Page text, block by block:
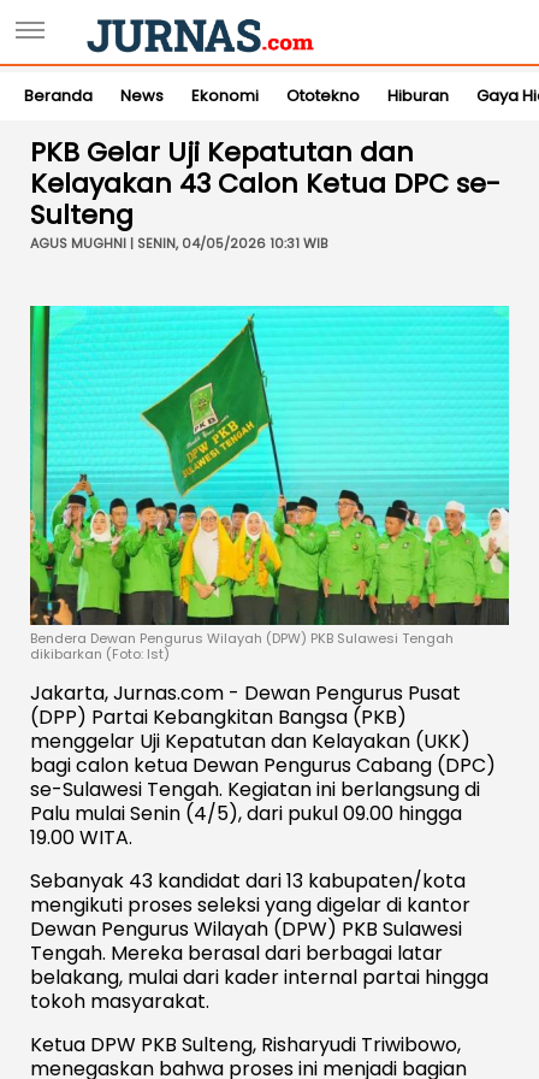
Beranda News Ekonomi Ototekno Hiburan Gaya
PKB Gelar Uji Kepatutan dan
Kelayakan 43 Calon Ketua DPC se-
Sulteng
AGUS MUGHNI | SENIN, 04/05/2026 10:31 WIB
Bendera Dewan Pengurus Wilayah (DPW) PKB Sulawesi Tengah
dikibarkan (Foto: Ist)
Jakarta, Jurnas.com - Dewan Pengurus Pusat
(DPP) Partai Kebangkitan Bangsa (PKB)
menggelar Uji Kepatutan dan Kelayakan (UKK)
bagi calon ketua Dewan Pengurus Cabang (DPC)
se-Sulawesi Tengah. Kegiatan ini berlangsung di
Palu mulai Senin (4/5), dari pukul 09.00 hingga
19.00 WITA.
Sebanyak 43 kandidat dari 13 kabupaten/kota
mengikuti proses seleksi yang digelar di kantor
Dewan Pengurus Wilayah (DPW) PKB Sulawesi
Tengah. Mereka berasal dari berbagai latar
belakang, mulai dari kader internal partai hingga
tokoh masyarakat.
Ketua DPW PKB Sulteng, Risharyudi Triwibowo,
menegaskan bahwa proses ini menjadi bagian